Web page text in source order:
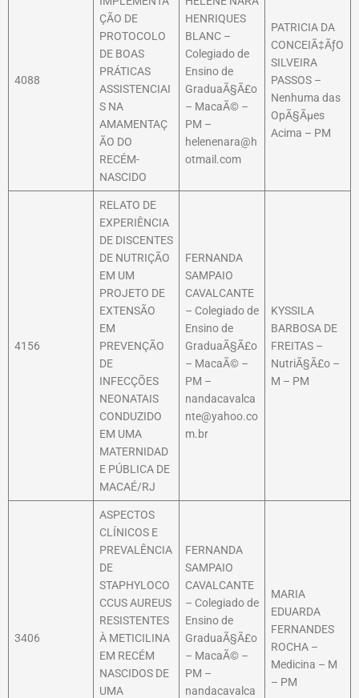
4088
ÇÃO DE
PROTOCOLO
DE BOAS
PRÁTICAS
ASSISTENCIAI
S NA
AMAMENTAÇ
ÃO DO
RECÉM-
NASCIDO
HENRIQUES
BLANC –
Colegiado de
Ensino de
GraduaÃ§Ã£o
– MacaÃ© –
PM –
helenenara@h
otmail.com
PATRICIA DA
CONCEIÃ‡ÃƒO
SILVEIRA
PASSOS –
Nenhuma das
OpÃ§Ãµes
Acima – PM
4156
RELATO DE
EXPERIÊNCIA
DE DISCENTES
DE NUTRIÇÃO
EM UM
PROJETO DE
EXTENSÃO
EM
PREVENÇÃO
DE
INFECÇÕES
NEONATAIS
CONDUZIDO
EM UMA
MATERNIDAD
E PÚBLICA DE
MACAÉ/RJ
FERNANDA
SAMPAIO
CAVALCANTE
– Colegiado de
Ensino de
GraduaÃ§Ã£o
– MacaÃ© –
PM –
nandacavalca
nte@yahoo.co
m.br
KYSSILA
BARBOSA DE
FREITAS –
NutriÃ§Ã£o –
M – PM
3406
ASPECTOS
CLÍNICOS E
PREVALÊNCIA
DE
STAPHYLOCO
CCUS AUREUS
RESISTENTES
À METICILINA
EM RECÉM
NASCIDOS DE
UMA
FERNANDA
SAMPAIO
CAVALCANTE
– Colegiado de
Ensino de
GraduaÃ§Ã£o
– MacaÃ© –
PM –
nandacavalca
MARIA
EDUARDA
FERNANDES
ROCHA –
Medicina – M
– PM